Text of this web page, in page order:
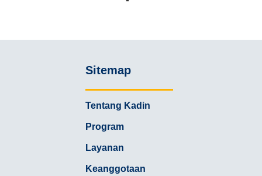
Sitemap
Tentang Kadin
Program
Layanan
Keanggotaan